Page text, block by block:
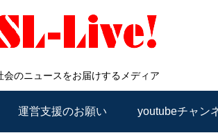
会のニュースをお届けするメディア
運営支援のお願い youtubeチャン